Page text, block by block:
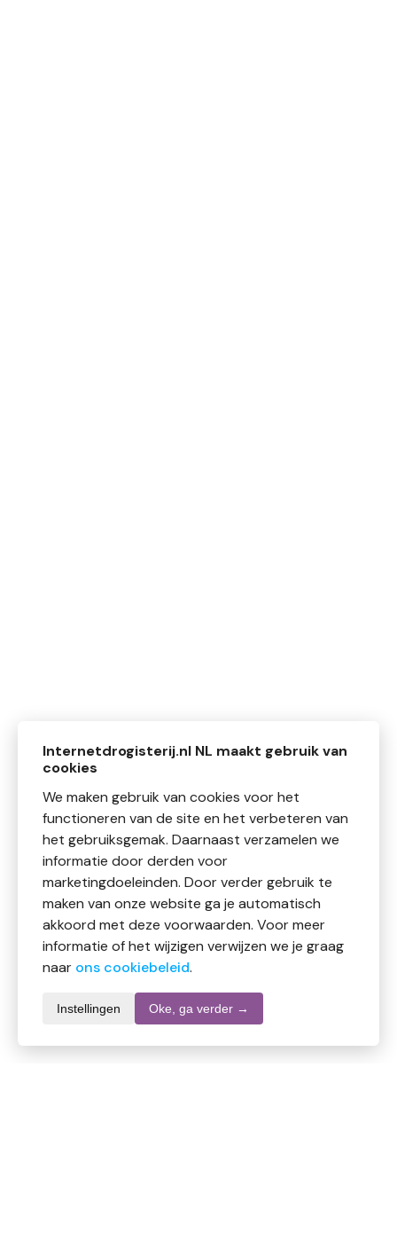
Internetdrogisterij.nl NL maakt gebruik van
cookies
We maken gebruik van cookies voor het
functioneren van de site en het verbeteren van
het gebruiksgemak. Daarnaast verzamelen we
informatie door derden voor
marketingdoeleinden. Door verder gebruik te
maken van onze website ga je automatisch
akkoord met deze voorwaarden. Voor meer
informatie of het wijzigen verwijzen we je graag
naar ons cookiebeleid.
Instellingen Oke, ga verder →